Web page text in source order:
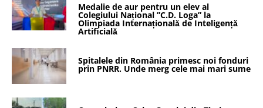
Medalie de aur pentru un elev al
Colegiului Național ”C.D. Loga” la
Olimpiada Internațională de Inteligență
Artificială
Spitalele din România primesc noi fonduri
prin PNRR. Unde merg cele mai mari sume